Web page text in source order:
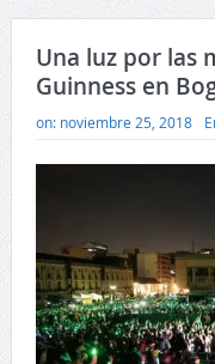
Una luz por las
Guinness en
on: noviembre 25, 2018